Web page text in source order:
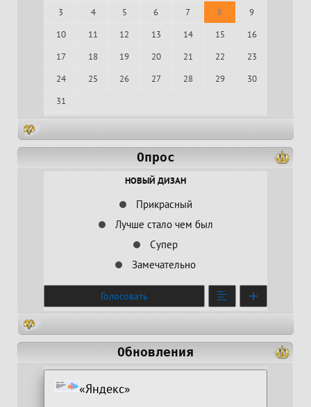
3
4 5 6 7 8
9
10
11 12 13 14 15
16
17
18 19 20 21 22
23
24
25 26 27 28 29
30
31
Опрос
НОВЫЙ ДИЗАН
Прикрасный
Лучше стало чем был
Супер
Замечательно
Голосовать
Обновления
«Яндекс»